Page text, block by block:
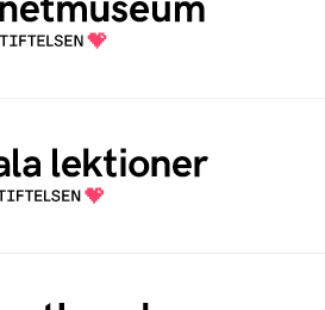
som byggts, och kureras
med färdiga lektioner
i grundskolan